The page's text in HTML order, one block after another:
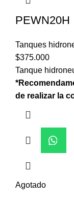
PEWN20H
Tanques
$375.000
Tanque
de realizar la
Agotado